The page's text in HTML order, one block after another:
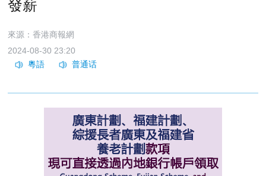
發薪
來源：香港商報網
2024-08-30 23:20